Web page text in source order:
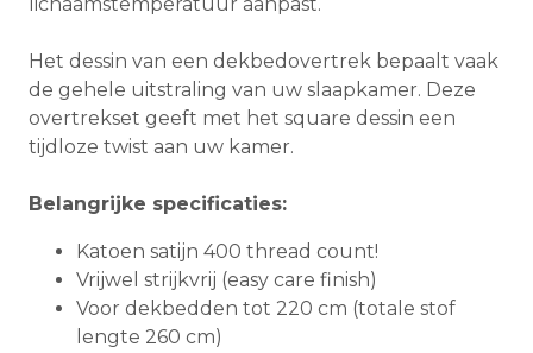
Het dessin van een dekbedovertrek bepaalt vaak
de gehele uitstraling van uw slaapkamer. Deze
overtrekset geeft met het square dessin een
tijdloze twist aan uw kamer.
Belangrijke specificaties:
Katoen satijn 400 thread count!
Vrijwel strijkvrij (easy care finish)
Voor dekbedden tot 220 cm (totale stof
lengte 260 cm)